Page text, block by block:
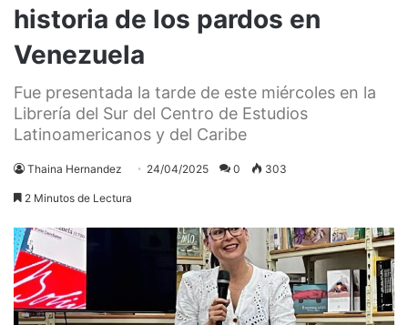
historia de los pardos en
Venezuela
Fue presentada la tarde de este miércoles en la
Librería del Sur del Centro de Estudios
Latinoamericanos y del Caribe
Thaina Hernandez 24/04/2025 0 303
2 Minutos de Lectura